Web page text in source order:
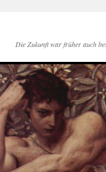
Die Zukunft war früher auch